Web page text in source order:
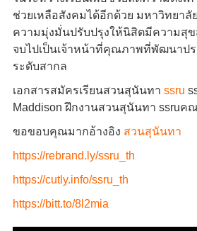
ช่วยเหลือสังคมได้อีกด้วย มหาวิทยา
ความมุ่งมั่นปรับปรุงให้นิสิตมีความสุข
จบไปเป็นเจ้าหน้าที่คุณภาพที่พัฒนาปร
ระดับสากล
เอกสารสมัครเรียนสวนสุนันทา ssru
Maddison ฝึกงานสวนสุนันทา ssruค
ขอขอบคุณมากอ้างอิง สวนสุนันทา
https://rebrand.ly/ssru_th
https://cutly.info/ssru_th
https://bitt.to/8l2mia